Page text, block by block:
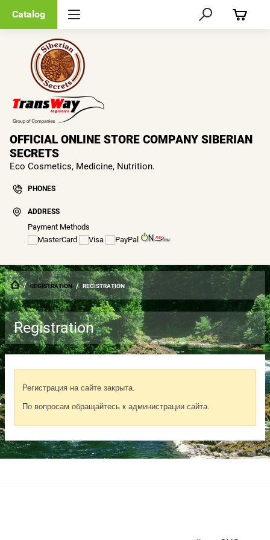
Catalog
OFFICIAL ONLINE STORE COMPANY SIBERIAN
SECRETS
Eco Cosmetics, Medicine, Nutrition.
PHONES
ADDRESS
Payment Methods
  /
REGISTRATION
  /
REGISTRATION
Registration
Регистрация на сайте закрыта.
По вопросам обращайтесь к администрации сайта.